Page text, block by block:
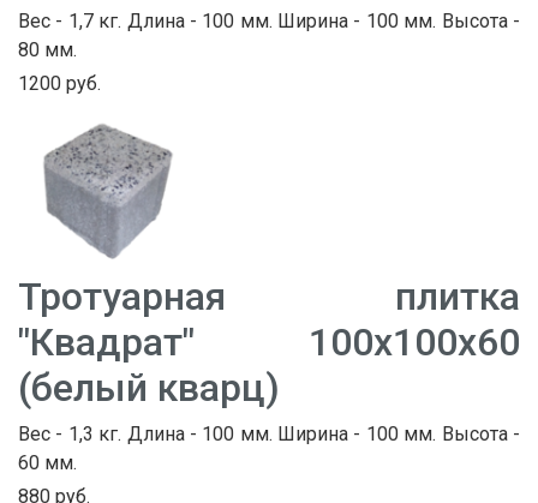
Вес - 1,7 кг. Длина - 100 мм. Ширина - 100 мм. Высота -
80 мм.
1200 руб.
Тротуарная плитка
"Квадрат" 100х100х60
(белый кварц)
Вес - 1,3 кг. Длина - 100 мм. Ширина - 100 мм. Высота -
60 мм.
880 руб.